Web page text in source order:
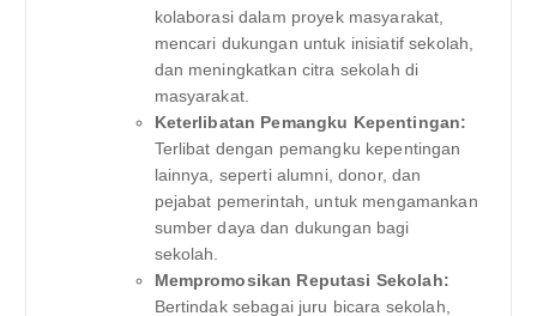
kolaborasi dalam proyek masyarakat,
mencari dukungan untuk inisiatif sekolah,
dan meningkatkan citra sekolah di
masyarakat.
Keterlibatan Pemangku Kepentingan:
Terlibat dengan pemangku kepentingan
lainnya, seperti alumni, donor, dan
pejabat pemerintah, untuk mengamankan
sumber daya dan dukungan bagi
sekolah.
Mempromosikan Reputasi Sekolah:
Bertindak sebagai juru bicara sekolah,